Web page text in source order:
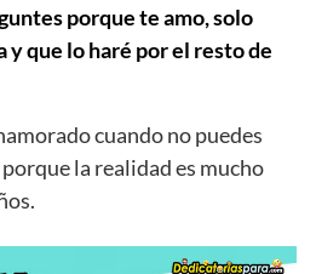
porque te amo, solo
y que lo haré por el resto de
cuando no puedes
la realidad es mucho